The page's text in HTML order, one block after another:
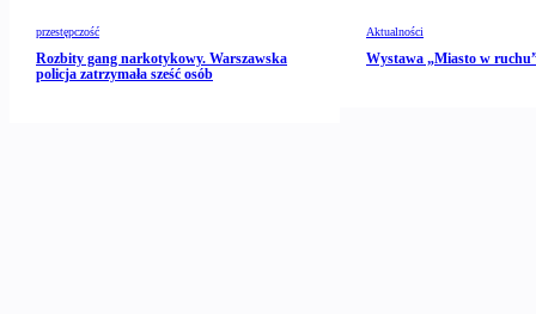
przestępczość
Rozbity gang narkotykowy. Warszawska
policja zatrzymała sześć osób
Aktualności
Wystawa „Miasto w